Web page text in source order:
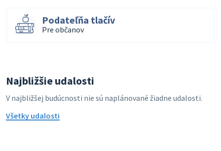
Podateľňa tlačív
Pre občanov
Najbližšie udalosti
V najbližšej budúcnosti nie sú naplánované žiadne udalosti.
Všetky udalosti